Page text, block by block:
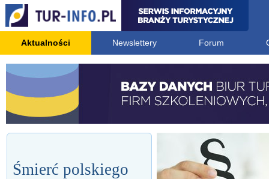
Aktualności Newslettery Forum
Śmierć polskiego